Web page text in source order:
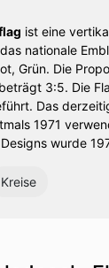
ist eine
nationale
Grün. Die
3:5. Die
Das
1971
wurde
Kreise